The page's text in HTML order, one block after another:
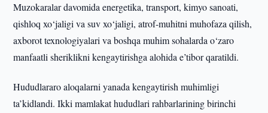
Muzokaralar davomida energetika, transport, kimyo sanoati,
qishloq xo‘jaligi va suv xo‘jaligi, atrof-muhitni muhofaza qilish,
axborot texnologiyalari va boshqa muhim sohalarda o‘zaro
manfaatli sheriklikni kengaytirishga alohida e’tibor qaratildi.
Hududlararo aloqalarni yanada kengaytirish muhimligi
ta’kidlandi. Ikki mamlakat hududlari rahbarlarining birinchi